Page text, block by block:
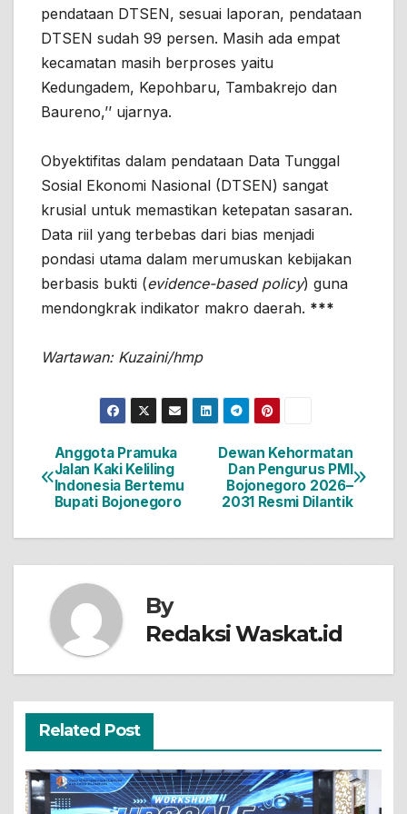
pendataan DTSEN, sesuai laporan, pendataan
DTSEN sudah 99 persen. Masih ada empat
kecamatan masih berproses yaitu
Kedungadem, Kepohbaru, Tambakrejo dan
Baureno,’’ ujarnya.
Obyektifitas dalam pendataan Data Tunggal
Sosial Ekonomi Nasional (DTSEN) sangat
krusial untuk memastikan ketepatan sasaran.
Data riil yang terbebas dari bias menjadi
pondasi utama dalam merumuskan kebijakan
berbasis bukti (evidence-based policy) guna
mendongkrak indikator makro daerah. ***
Wartawan: Kuzaini/hmp
Navigasi
pos
Dewan Kehormatan
Dan Pengurus PMI
Bojonegoro 2026–
2031 Resmi Dilantik
Anggota Pramuka
Jalan Kaki Keliling
Indonesia Bertemu
Bupati Bojonegoro
By
Redaksi Waskat.id
Related Post